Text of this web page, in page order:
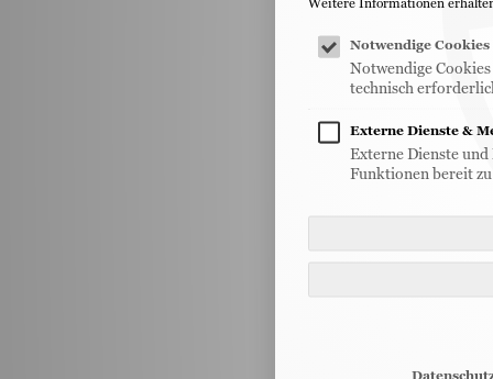
Notwendige Cookies
Notwendige
technisch
Externe Dienste &
Externe Dienste
Funktionen bereit